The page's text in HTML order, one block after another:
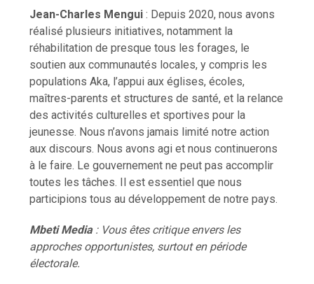
Jean-Charles Mengui : Depuis 2020, nous avons
réalisé plusieurs initiatives, notamment la
réhabilitation de presque tous les forages, le
soutien aux communautés locales, y compris les
populations Aka, l’appui aux églises, écoles,
maîtres-parents et structures de santé, et la relance
des activités culturelles et sportives pour la
jeunesse. Nous n’avons jamais limité notre action
aux discours. Nous avons agi et nous continuerons
à le faire. Le gouvernement ne peut pas accomplir
toutes les tâches. Il est essentiel que nous
participions tous au développement de notre pays.
Mbeti Media: Vous êtes critique envers les
approches opportunistes, surtout en période
électorale.